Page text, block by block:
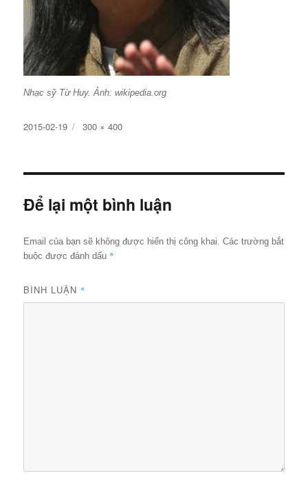
Nhạc sỹ Từ Huy. Ảnh: wikipedia.org
Đăng
2015-02-19
Kích
đủ
300 × 400
Để lại một bình luận
Email của bạn sẽ không được hiển thị công khai. Các trường bắt
buộc được đánh dấu *
BÌNH LUẬN *